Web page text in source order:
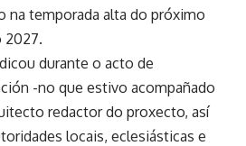
na temporada alta do próximo
2027.
durante o acto de
-no que estivo acompañado
redactor do proxecto, así
locais, eclesiásticas e